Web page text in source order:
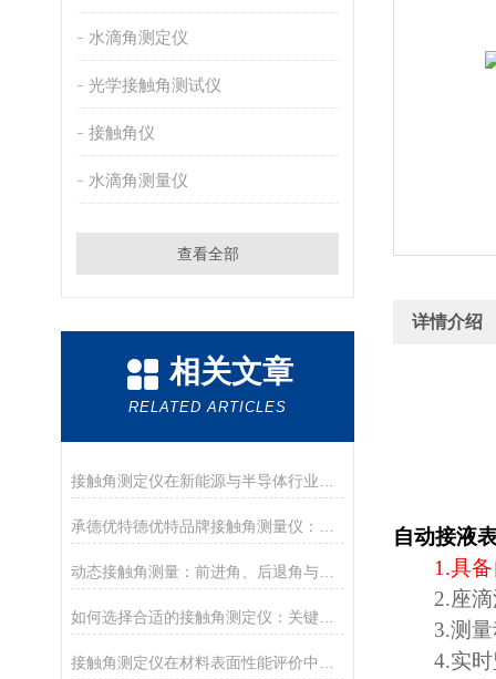
水滴角测定仪
光学接触角测试仪
接触角仪
水滴角测量仪
查看全部
相关文章
RELATED ARTICLES
动态接触角测量：前进角、后退角与滚动角分析
如何选择合适的接触角测定仪：关键参数与配置解读
详情介绍
自动接液
1.具
2.座
3.测
4.实